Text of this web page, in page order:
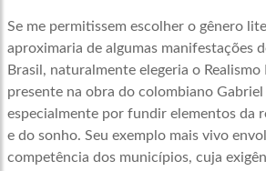
Se me permitissem escolher o gênero
aproximaria de algumas manifestações
Brasil, naturalmente elegeria o Realismo
presente na obra do colombiano
especialmente por fundir elementos da
e do sonho. Seu exemplo mais vivo
competência dos municípios, cuja